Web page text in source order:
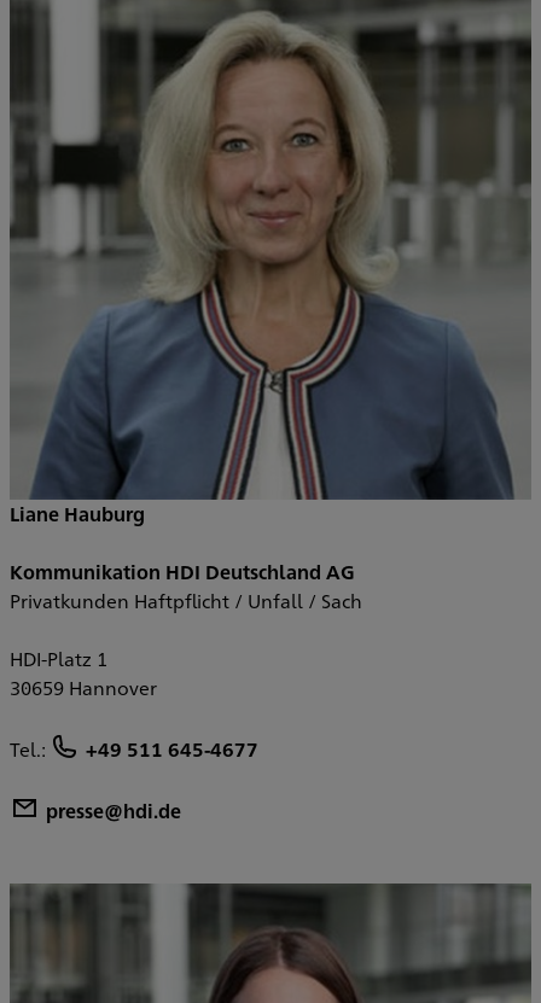
Liane Hauburg
Kommunikation HDI Deutschland AG
Privatkunden Haftpflicht / Unfall / Sach
HDI-Platz 1
30659 Hannover
Tel.: +49 511 645-4677
presse@hdi.de